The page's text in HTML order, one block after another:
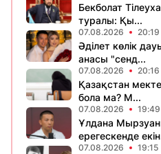
Бекболат
туралы: Қы...
07.08.2026 20:19
Әділет көлік
анасы "сенд...
07.08.2026 20:16
Қазақстан
бола ма? М...
07.08.2026 19:49
Ұлдана
ерегескенде
07.08.2026 19:15